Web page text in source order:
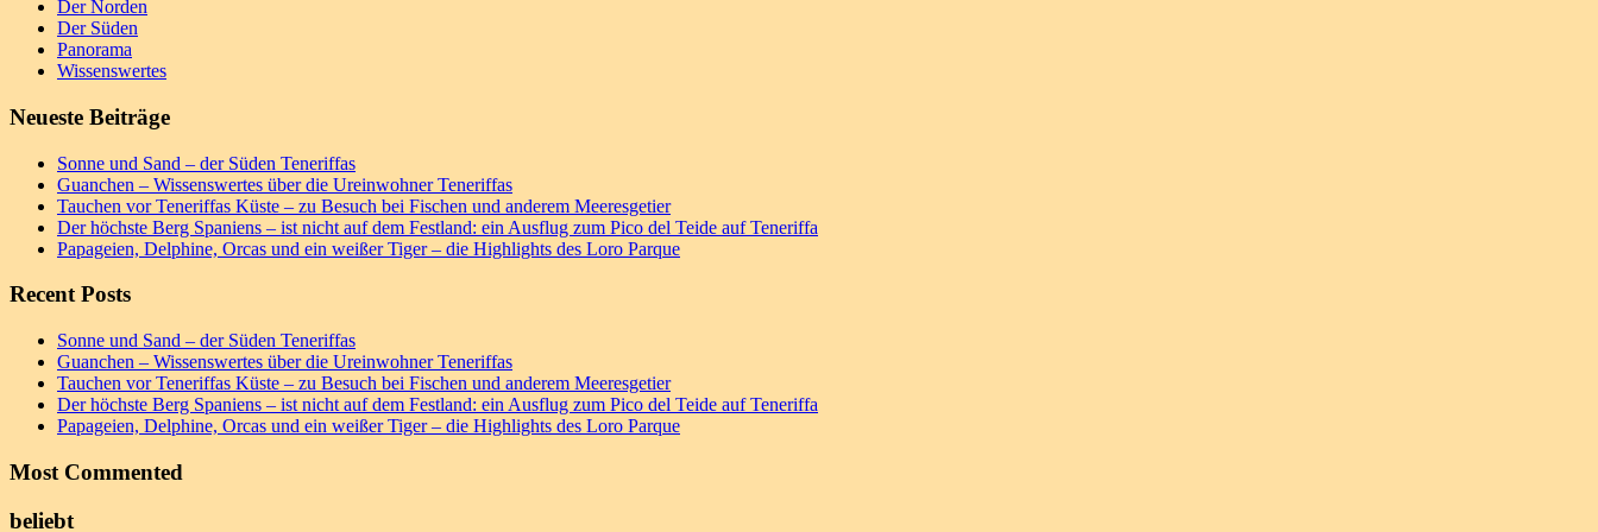
Der Norden
Der Süden
Panorama
Wissenswertes
Neueste Beiträge
Sonne und Sand – der Süden Teneriffas
Guanchen – Wissenswertes über die Ureinwohner Teneriffas
Tauchen vor Teneriffas Küste – zu Besuch bei Fischen und anderem Meeresgetier
Der höchste Berg Spaniens – ist nicht auf dem Festland: ein Ausflug zum Pico del Teide auf Teneriffa
Papageien, Delphine, Orcas und ein weißer Tiger – die Highlights des Loro Parque
Recent Posts
Sonne und Sand – der Süden Teneriffas
Guanchen – Wissenswertes über die Ureinwohner Teneriffas
Tauchen vor Teneriffas Küste – zu Besuch bei Fischen und anderem Meeresgetier
Der höchste Berg Spaniens – ist nicht auf dem Festland: ein Ausflug zum Pico del Teide auf Teneriffa
Papageien, Delphine, Orcas und ein weißer Tiger – die Highlights des Loro Parque
Most Commented
beliebt